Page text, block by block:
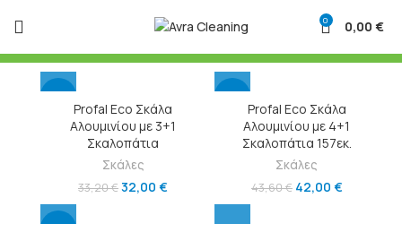
0 0,00 €
Profal Eco Σκάλα
Αλουμινίου με 3+1
Σκαλοπάτια
Σκάλες
33,20€32,00 €
Profal Eco Σκάλα
Αλουμινίου με 4+1
Σκαλοπάτια 157εκ.
Σκάλες
43,60€ 42,00 €